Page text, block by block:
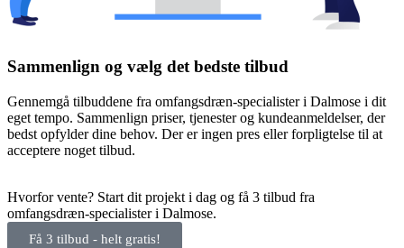
Sammenlign og vælg det bedste tilbud
Gennemgå tilbuddene fra omfangsdræn-specialister i Dalmose i dit
eget tempo. Sammenlign priser, tjenester og kundeanmeldelser, der
bedst opfylder dine behov. Der er ingen pres eller forpligtelse til at
acceptere noget tilbud.
Hvorfor vente? Start dit projekt i dag og få 3 tilbud fra
omfangsdræn-specialister i Dalmose.
Få 3 tilbud - helt gratis!